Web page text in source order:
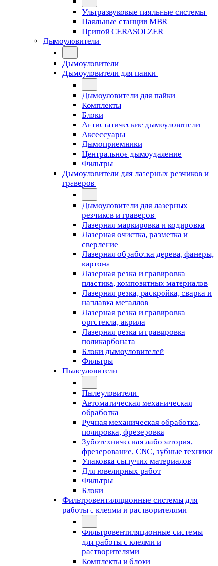
Ультразвуковые паяльные системы
Паяльные станции MBR
Припой CERASOLZER
Дымоуловители
Дымоуловители
Дымоуловители для пайки
Дымоуловители для пайки
Комплекты
Блоки
Антистатические дымоуловители
Аксессуары
Дымоприемники
Центральное дымоудаление
Фильтры
Дымоуловители для лазерных резчиков и
граверов
Дымоуловители для лазерных
резчиков и граверов
Лазерная маркировка и кодировка
Лазерная очистка, разметка и
сверление
Лазерная обработка дерева, фанеры,
картона
Лазерная резка и гравировка
пластика, композитных материалов
Лазерная резка, раскройка, сварка и
наплавка металлов
Лазерная резка и гравировка
оргстекла, акрила
Лазерная резка и гравировка
поликарбоната
Блоки дымоуловителей
Фильтры
Пылеуловители
Пылеуловители
Автоматическая механическая
обработка
Ручная механическая обработка,
полировка, фрезеровка
Зуботехническая лаборатория,
фрезерование, CNC, зубные техники
Упаковка сыпучих материалов
Для ювелирных работ
Фильтры
Блоки
Фильтровентиляционные системы для
работы с клеями и растворителями
Фильтровентиляционные системы
для работы с клеями и
растворителями
Комплекты и блоки